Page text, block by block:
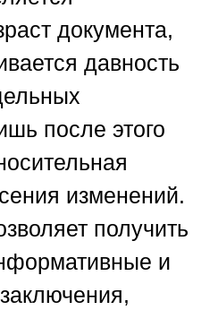
документа,
давность
после этого
изменений.
получить
и